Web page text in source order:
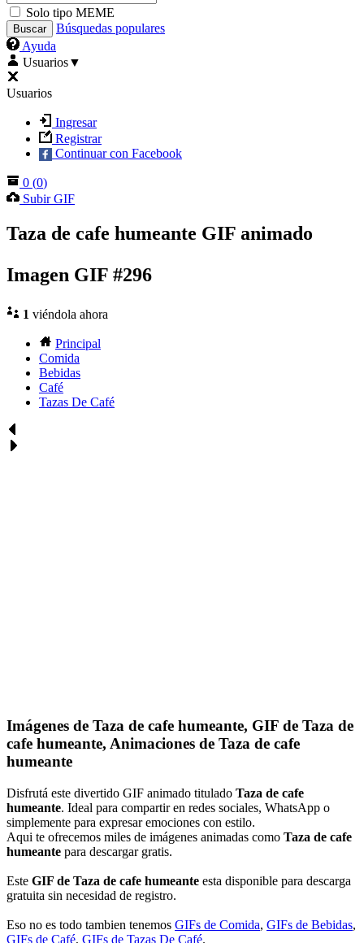
Solo tipo MEME
Búsquedas populares
Ayuda
Usuarios▼
Usuarios
Ingresar
Registrar
Continuar con Facebook
0 (0)
Subir GIF
Taza de cafe humeante GIF animado
Imagen GIF #296
1 viéndola ahora
Principal
Comida
Bebidas
Café
Tazas De Café
Imágenes de Taza de cafe humeante, GIF de Taza de
cafe humeante, Animaciones de Taza de cafe
humeante
Disfrutá este divertido GIF animado titulado Taza de cafe
humeante. Ideal para compartir en redes sociales, WhatsApp o
simplemente para expresar emociones con estilo.
Aqui te ofrecemos miles de imágenes animadas como Taza de cafe
humeante para descargar gratis.
Este GIF de Taza de cafe humeante esta disponible para descarga
gratuita sin necesidad de registro.
Eso no es todo tambien tenemos GIFs de Comida, GIFs de Bebidas,
GIFs de Café, GIFs de Tazas De Café.